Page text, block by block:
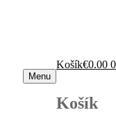
Menu
Košík€0.00 0
Košík